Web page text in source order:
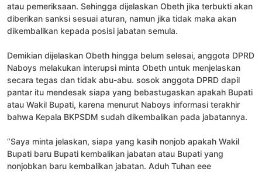
atau pemeriksaan. Sehingga dijelaskan Obeth jika terbukti akan
diberikan sanksi sesuai aturan, namun jika tidak maka akan
dikembalikan kepada posisi jabatan semula.
Demikian dijelaskan Obeth hingga belum selesai, anggota DPRD
Naboys melakukan interupsi minta Obeth untuk menjelaskan
secara tegas dan tidak abu-abu. sosok anggota DPRD dapil
pantar itu mendesak siapa yang bebastugaskan apakah Bupati
atau Wakil Bupati, karena menurut Naboys informasi terakhir
bahwa Kepala BKPSDM sudah dikembalikan pada jabatannya.
“Saya minta jelaskan, siapa yang kasih nonjob apakah Wakil
Bupati baru Bupati kembalikan jabatan atau Bupati yang
nonjobkan baru kembalikan jabatan. Aduh Tuhan eee